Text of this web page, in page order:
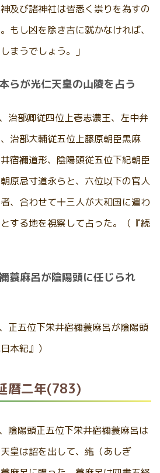
及び諸神社は皆悉く祟りを為すの
もし凶を除き吉に就かなければ、
まうでしょう。」
が光仁天皇の山陵を占う
治部卿従四位上壱志濃王、左中弁
治部大輔従五位上藤原朝臣黒麻
宿禰道形、陰陽頭従五位下紀朝臣
原忌寸道永らと、六位以下の官人
、合わせて十三人が大和国に遣わ
する地を視察して占った。（『続
麻呂が陰陽頭に任じられ
正五位下栄井宿禰蓑麻呂が陰陽頭
本紀』）
暦二年(783)
陰陽頭正五位下栄井宿禰蓑麻呂は
皇は詔を出して、絁（あしぎ